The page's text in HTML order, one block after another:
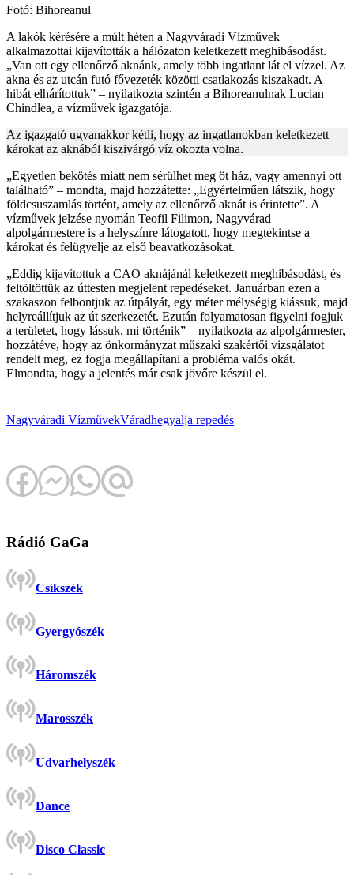
Fotó: Bihoreanul
A lakók kérésére a múlt héten a Nagyváradi Vízművek
alkalmazottai kijavították a hálózaton keletkezett meghibásodást.
„Van ott egy ellenőrző aknánk, amely több ingatlant lát el vízzel. Az
akna és az utcán futó fővezeték közötti csatlakozás kiszakadt. A
hibát elhárítottuk” – nyilatkozta szintén a Bihoreanulnak Lucian
Chindlea, a vízművek igazgatója.
Az igazgató ugyanakkor kétli, hogy az ingatlanokban keletkezett
károkat az aknából kiszivárgó víz okozta volna.
„Egyetlen bekötés miatt nem sérülhet meg öt ház, vagy amennyi ott
található” – mondta, majd hozzátette: „Egyértelműen látszik, hogy
földcsuszamlás történt, amely az ellenőrző aknát is érintette”. A
vízművek jelzése nyomán Teofil Filimon, Nagyvárad
alpolgármestere is a helyszínre látogatott, hogy megtekintse a
károkat és felügyelje az első beavatkozásokat.
„Eddig kijavítottuk a CAO aknájánál keletkezett meghibásodást, és
feltöltöttük az úttesten megjelent repedéseket. Januárban ezen a
szakaszon felbontjuk az útpályát, egy méter mélységig kiássuk, majd
helyreállítjuk az út szerkezetét. Ezután folyamatosan figyelni fogjuk
a területet, hogy lássuk, mi történik” – nyilatkozta az alpolgármester,
hozzátéve, hogy az önkormányzat műszaki szakértői vizsgálatot
rendelt meg, ez fogja megállapítani a probléma valós okát.
Elmondta, hogy a jelentés már csak jövőre készül el.
Nagyváradi VízművekVáradhegyalja repedés
Rádió GaGa
Csíkszék
Gyergyószék
Háromszék
Marosszék
Udvarhelyszék
Dance
Disco Classic